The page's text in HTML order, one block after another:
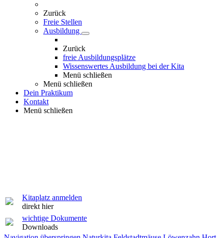
Zurück
Freie Stellen
Ausbildung
Zurück
freie Ausbildungsplätze
Wissenswertes Ausbildung bei der Kita
Menü schließen
Menü schließen
Dein Praktikum
Kontakt
Menü schließen
Kitaplatz anmelden
direkt hier
wichtige Dokumente
Downloads